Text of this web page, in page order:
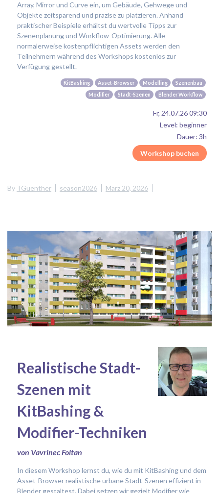
Array, Mirror und Curve ein, um Gebäude, Gehwege und
Objekte zeitsparend und präzise zu platzieren. Anhand
praktischer Beispiele erhältst du wertvolle Tipps zur
Szenenplanung und Workflow-Optimierung. Alle
normalerweise kostenpflichtigen Assets werden den
Teilnehmern während des Workshops kostenlos zur
Verfügung gestellt.
KitBashing Asset-Browser Modelling
Szenenbau
Modifier
Stadt-Szenen Blender Workflow
Fr, 24.07.26 09:30
Level: beginner
Dauer: 3h
Workshop buchen
By TGuenther season2026 März 20, 2026
Realistische Stadt-
Szenen mit
KitBashing &
Modifier-Techniken
von Vavrinec Foltan
In diesem Workshop lernst du, wie du mit KitBashing und dem
Asset-Browser realistische urbane Stadt-Szenen effizient in
Blender gestaltest. Dabei setzen wir gezielt Modifier wie